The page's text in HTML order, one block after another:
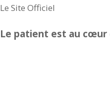
Le Site Officiel
Le patient est au cœur